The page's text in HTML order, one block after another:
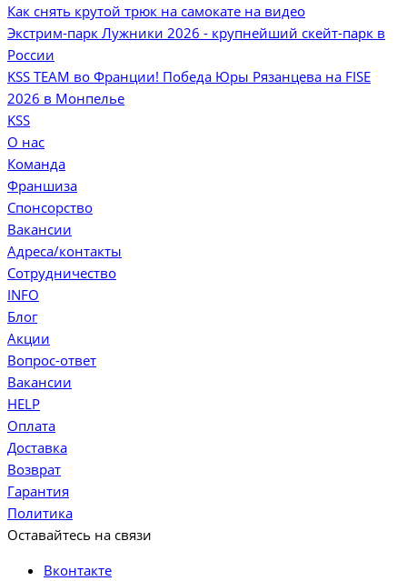
Как снять крутой трюк на самокате на видео
Экстрим-парк Лужники 2026 - крупнейший скейт-парк в
России
KSS TEAM во Франции! Победа Юры Рязанцева на FISE
2026 в Монпелье
KSS
О нас
Команда
Франшиза
Спонсорство
Вакансии
Адреса/контакты
Сотрудничество
INFO
Блог
Акции
Вопрос-ответ
Вакансии
HELP
Оплата
Доставка
Возврат
Гарантия
Политика
Оставайтесь на связи
Вконтакте